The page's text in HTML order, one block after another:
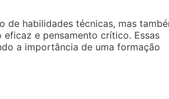
de habilidades técnicas, mas
e pensamento crítico. Essas
a importância de uma formação